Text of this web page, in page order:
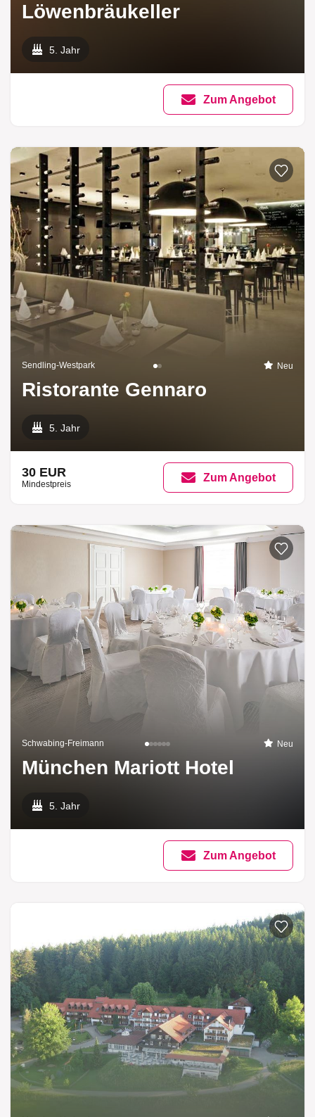
Löwenbräukeller
5. Jahr
Zum Angebot
Sendling-Westpark Neu
Ristorante Gennaro
5. Jahr
30 EUR
Mindestpreis
Zum Angebot
Schwabing-Freimann Neu
München Mariott Hotel
5. Jahr
Zum Angebot